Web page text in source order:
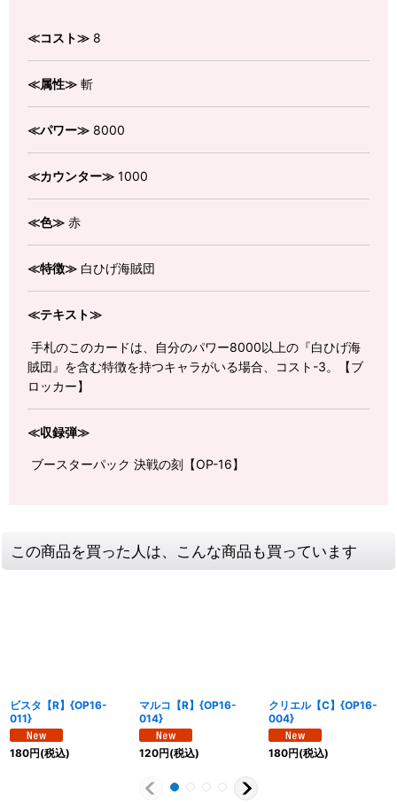
≪コスト≫ 8
≪属性≫ 斬
≪パワー≫ 8000
≪カウンター≫ 1000
≪色≫ 赤
≪特徴≫ 白ひげ海賊団
≪テキスト≫
手札のこのカードは、自分のパワー8000以上の『白ひげ海
賊団』を含む特徴を持つキャラがいる場合、コスト-3。【ブ
ロッカー】
≪収録弾≫
ブースターパック 決戦の刻【OP-16】
この商品を買った人は、こんな商品も買っています
ビスタ【R】{OP16-
011}
180円(税込)
マルコ【R】{OP16-
014}
120円(税込)
クリエル【C】{OP16-
004}
180円(税込)